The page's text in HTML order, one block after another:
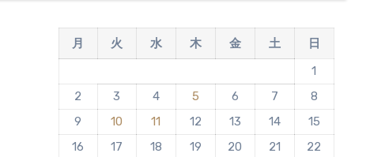
月 火 水 木 金 土
日
1
2
3 4 5 6 7
8
9
10 11 12 13 14
15
16
17 18 19 20 21
22